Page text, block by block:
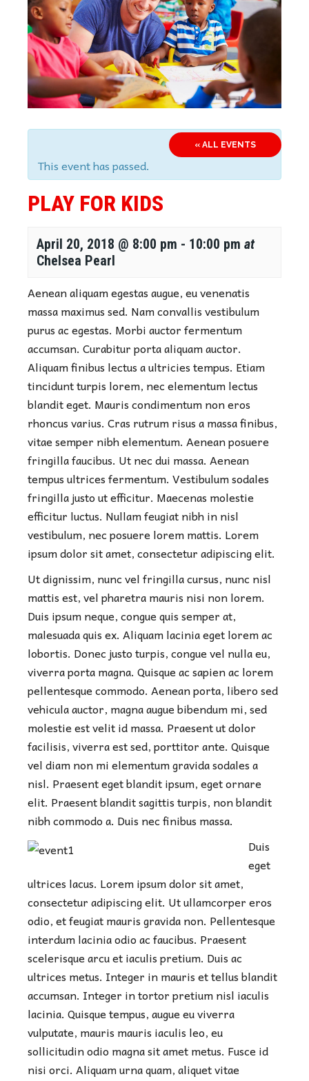
« ALL EVENTS
This event has passed.
PLAY FOR KIDS
April 20, 2018 @ 8:00 pm - 10:00 pm at
Chelsea Pearl
Aenean aliquam egestas augue, eu venenatis
massa maximus sed. Nam convallis vestibulum
purus ac egestas. Morbi auctor fermentum
accumsan. Curabitur porta aliquam auctor.
Aliquam finibus lectus a ultricies tempus. Etiam
tincidunt turpis lorem, nec elementum lectus
blandit eget. Mauris condimentum non eros
rhoncus varius. Cras rutrum risus a massa finibus,
vitae semper nibh elementum. Aenean posuere
fringilla faucibus. Ut nec dui massa. Aenean
tempus ultrices fermentum. Vestibulum sodales
fringilla justo ut efficitur. Maecenas molestie
efficitur luctus. Nullam feugiat nibh in nisl
vestibulum, nec posuere lorem mattis. Lorem
ipsum dolor sit amet, consectetur adipiscing elit.
Ut dignissim, nunc vel fringilla cursus, nunc nisl
mattis est, vel pharetra mauris nisi non lorem.
Duis ipsum neque, congue quis semper at,
malesuada quis ex. Aliquam lacinia eget lorem ac
lobortis. Donec justo turpis, congue vel nulla eu,
viverra porta magna. Quisque ac sapien ac lorem
pellentesque commodo. Aenean porta, libero sed
vehicula auctor, magna augue bibendum mi, sed
molestie est velit id massa. Praesent ut dolor
facilisis, viverra est sed, porttitor ante. Quisque
vel diam non mi elementum gravida sodales a
nisl. Praesent eget blandit ipsum, eget ornare
elit. Praesent blandit sagittis turpis, non blandit
nibh commodo a. Duis nec finibus massa.
Duis
eget
ultrices lacus. Lorem ipsum dolor sit amet,
consectetur adipiscing elit. Ut ullamcorper eros
odio, et feugiat mauris gravida non. Pellentesque
interdum lacinia odio ac faucibus. Praesent
scelerisque arcu et iaculis pretium. Duis ac
ultrices metus. Integer in mauris et tellus blandit
accumsan. Integer in tortor pretium nisl iaculis
lacinia. Quisque tempus, augue eu viverra
vulputate, mauris mauris iaculis leo, eu
sollicitudin odio magna sit amet metus. Fusce id
nisi orci. Aliquam urna quam, aliquet vitae